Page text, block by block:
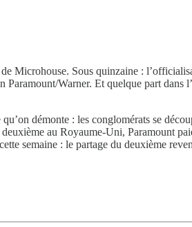
Microhouse. Sous quinzaine :
Warner. Et quelque part dans
démonte : les conglomérats se
au Royaume-Uni, Paramount
semaine : le partage du deuxième